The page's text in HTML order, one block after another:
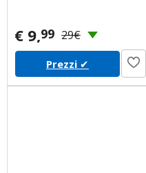
€ 9,99 29€
Prezzi ✔